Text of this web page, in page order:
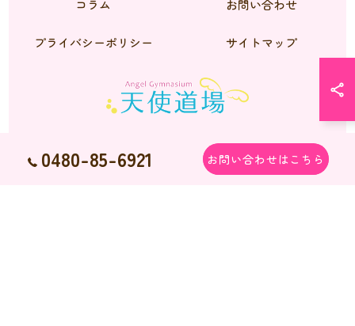
0480-85-6921 お問い合わせはこちら
コラム お問い合わせ
プライバシーポリシー サイトマップ
© 2026 シーズーのブリーダーなら天使道場 ALL RIGHTS RESERVED.